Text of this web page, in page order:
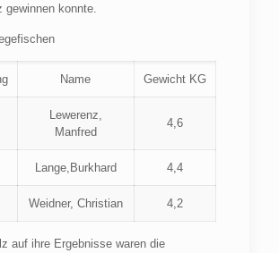
gewinnen konnte.
Name Gewicht KG
Lewerenz,
Manfred
4,6
Lange,Burkhard 4,4
Weidner, Christian 4,2
auf ihre Ergebnisse waren die